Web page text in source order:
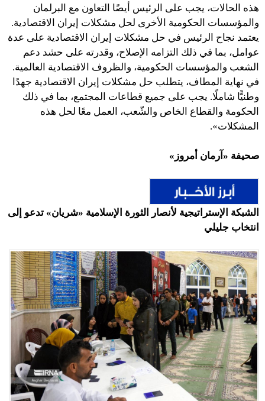
هذه الحالات، يجب على الرئيس أيضًا التعاون مع البرلمان
والمؤسسات الحكومية الأخرى لحل مشكلات إيران الاقتصادية.
يعتمد نجاح الرئيس في حل مشكلات إيران الاقتصادية على عدة
عوامل، بما في ذلك التزامه الإصلاح، وقدرته على حشد دعم
الشعب والمؤسسات الحكومية، والظروف الاقتصادية العالمية.
في نهاية المطاف، يتطلب حل مشكلات إيران الاقتصادية جهدًا
وطنيًّا شاملًا. يجب على جميع قطاعات المجتمع، بما في ذلك
الحكومة والقطاع الخاص والشّعب، العمل معًا لحل هذه
المشكلات».
صحيفة «آرمان أمروز»
الشبكة الإستراتيجية لأنصار الثورة الإسلامية «شريان» تدعو إلى
انتخاب جليلي